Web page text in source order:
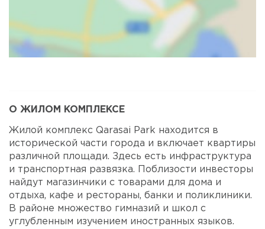
О ЖИЛОМ КОМПЛЕКСЕ
Жилой комплекс Qarasai Park находится в
исторической части города и включает квартиры
различной площади. Здесь есть инфраструктура
и транспортная развязка. Поблизости инвесторы
найдут магазинчики с товарами для дома и
отдыха, кафе и рестораны, банки и поликлиники.
В районе множество гимназий и школ с
углубленным изучением иностранных языков.